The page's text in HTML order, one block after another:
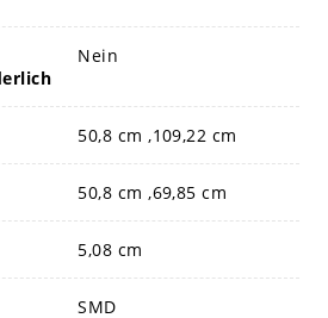
Nein
50,8 cm ,109,22 cm
50,8 cm ,69,85 cm
5,08 cm
SMD